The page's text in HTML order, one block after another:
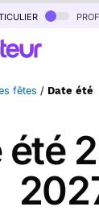
fêtes / Date été
été